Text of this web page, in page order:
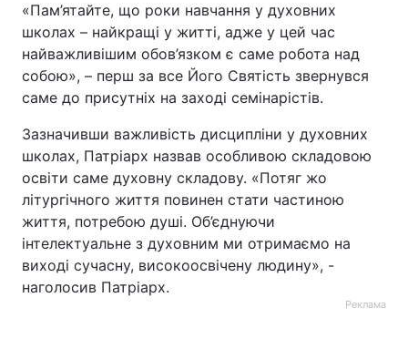
«Пам’ятайте, що роки навчання у духовних
школах – найкращі у житті, адже у цей час
найважливішим обов’язком є саме робота над
собою», – перш за все Його Святість звернувся
саме до присутніх на заході семінарістів.
Зазначивши важливість дисципліни у духовних
школах, Патріарх назвав особливою складовою
освіти саме духовну складову. «Потяг жо
літургічного життя повинен стати частиною
життя, потребою душі. Об’єднуючи
інтелектуальне з духовним ми отримаємо на
виході сучасну, високоосвічену людину», -
наголосив Патріарх.
Реклама